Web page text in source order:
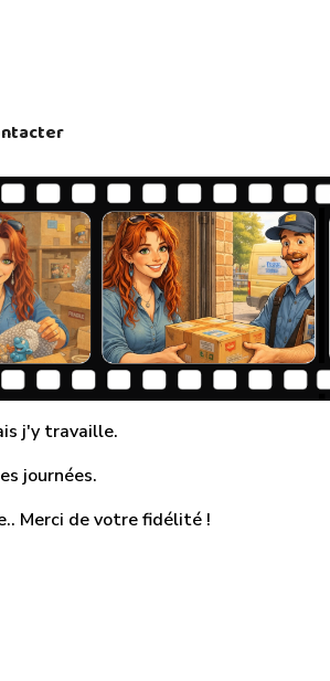
j'y travaille.
journées.
Merci de votre fidélité !